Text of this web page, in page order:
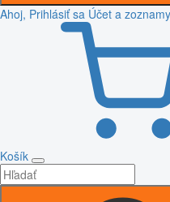
Ahoj, Prihlásiť sa Účet a zoznamy
Košík